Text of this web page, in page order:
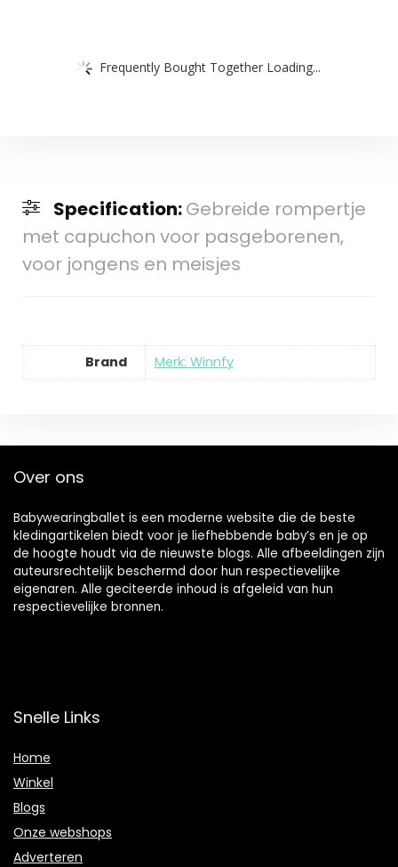
Frequently Bought Together Loading...
Specification:Gebreide rompertje
met capuchon voor pasgeborenen,
voor jongens en meisjes
Brand Merk: Winnfy
Over ons
Babywearingballet is een moderne website die de beste
kledingartikelen biedt voor je liefhebbende baby’s en je op
de hoogte houdt via de nieuwste blogs. Alle afbeeldingen zijn
auteursrechtelijk beschermd door hun respectievelijke
eigenaren. Alle geciteerde inhoud is afgeleid van hun
respectievelijke bronnen.
Snelle Links
Home
Winkel
Blogs
Onze webshops
Adverteren